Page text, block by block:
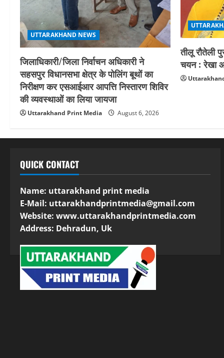
UTTARAKHAND NEWS
जिलाधिकारी/जिला निर्वाचन अधिकारी ने
सहसपुर विधानसभा क्षेत्र के पोलिंग बूथों का
निरीक्षण कर एसआईआर आपत्ति निस्तारण शिविर
की व्यवस्थाओं का लिया जायजा
Uttarakhand Print Media August 6, 2026
तीलू रौतेली
चयन : रेखा
QUICK CONTACT
Name: uttarakhand print media
E-Mail: uttarakhandprintmedia@gmail.com
Website: www.uttarakhandprintmedia.com
Address: Dehradun, Uk